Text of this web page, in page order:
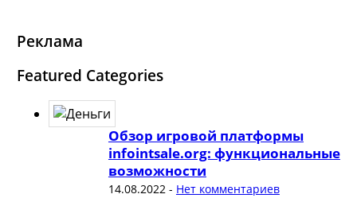
Реклама
Featured Categories
Обзор игровой платформы
infointsale.org: функциональные
возможности
14.08.2022- Нет комментариев